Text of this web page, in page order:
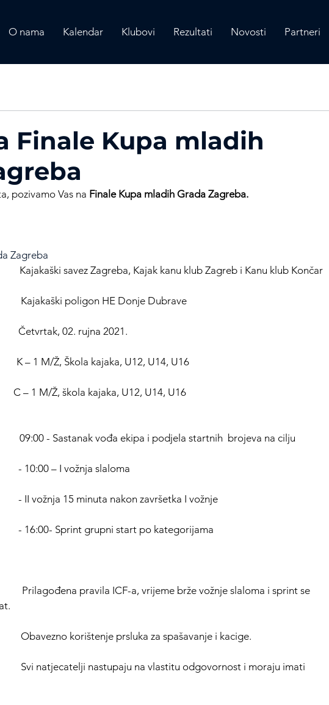
O nama Kalendar Klubovi Rezultati Novosti Partneri
Finale Kupa mladih
pozivamo Vas na Finale Kupa mladih Grada Zagreba.
Zagreba
Kajakaški savez Zagreba, Kajak kanu klub Zagreb i Kanu klub Končar
Kajakaški poligon HE Donje Dubrave
02. rujna 2021.
Škola kajaka, U12, U14, U16
kajaka, U12, U14, U16
- Sastanak vođa ekipa i podjela startnih  brojeva na cilju
slaloma
nakon završetka I vožnje
grupni start po kategorijama
pravila ICF-a, vrijeme brže vožnje slaloma i sprint se
prsluka za spašavanje i kacige.
na vlastitu odgovornost i moraju imati